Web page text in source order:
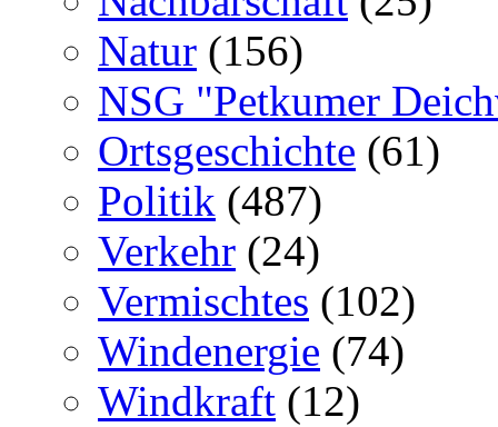
Natur (156)
NSG "Petkumer
Ortsgeschichte (61)
Politik (487)
Verkehr (24)
Vermischtes (102)
Windenergie (74)
Windkraft (12)